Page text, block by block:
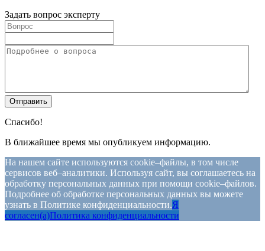
Задать вопрос эксперту
Спасибо!
В ближайшее время мы опубликуем информацию.
На нашем сайте используются cookie–файлы, в том числе
сервисов веб–аналитики. Используя сайт, вы соглашаетесь на
обработку персональных данных при помощи cookie–файлов.
Подробнее об обработке персональных данных вы можете
узнать в Политике конфиденциальности.Я
согласен(а)Политика конфиденциальности